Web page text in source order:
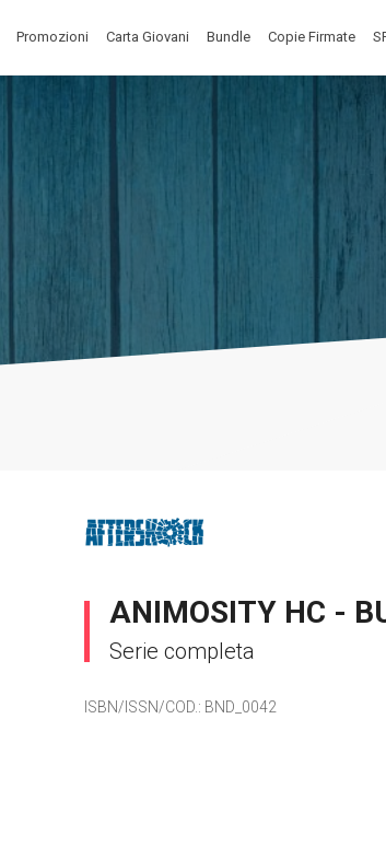
Promozioni Carta Giovani Bundle Copie Firmate
ANIMOSITY HC -
Serie completa
ISBN/ISSN/COD.: BND_0042